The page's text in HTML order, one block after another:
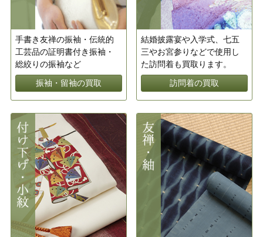
手書き友禅の振袖・伝統的
工芸品の証明書付き振袖・
総絞りの振袖など
振袖・留袖の買取
結婚披露宴や入学式、七五
三やお宮参りなどで使用し
た訪問着も買取ります。
訪問着の買取